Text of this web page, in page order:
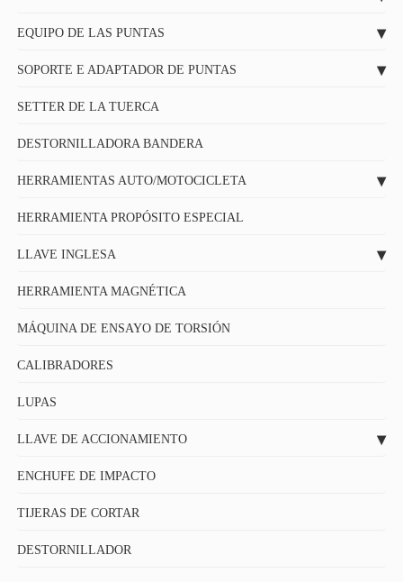
EQUIPO DE LAS PUNTAS
SOPORTE E ADAPTADOR DE PUNTAS
SETTER DE LA TUERCA
DESTORNILLADORA BANDERA
HERRAMIENTAS AUTO/MOTOCICLETA
HERRAMIENTA PROPÓSITO ESPECIAL
LLAVE INGLESA
HERRAMIENTA MAGNÉTICA
MÁQUINA DE ENSAYO DE TORSIÓN
CALIBRADORES
LUPAS
LLAVE DE ACCIONAMIENTO
ENCHUFE DE IMPACTO
TIJERAS DE CORTAR
DESTORNILLADOR